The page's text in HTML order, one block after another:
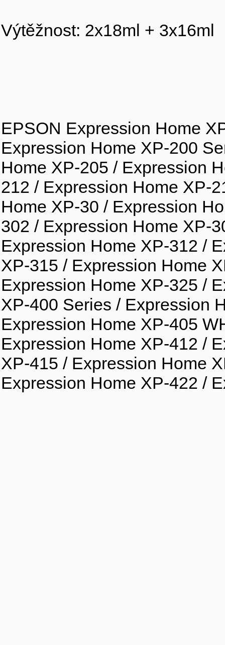
Výtěžnost: 2x18ml + 3x16ml
EPSON Expression Home
Expression Home XP-200
Home XP-205 / Expression
212 / Expression Home XP-
Home XP-30 / Expression
302 / Expression Home XP-
Expression Home XP-312 /
XP-315 / Expression Home
Expression Home XP-325 /
XP-400 Series / Expression
Expression Home XP-405
Expression Home XP-412 /
XP-415 / Expression Home
Expression Home XP-422 /